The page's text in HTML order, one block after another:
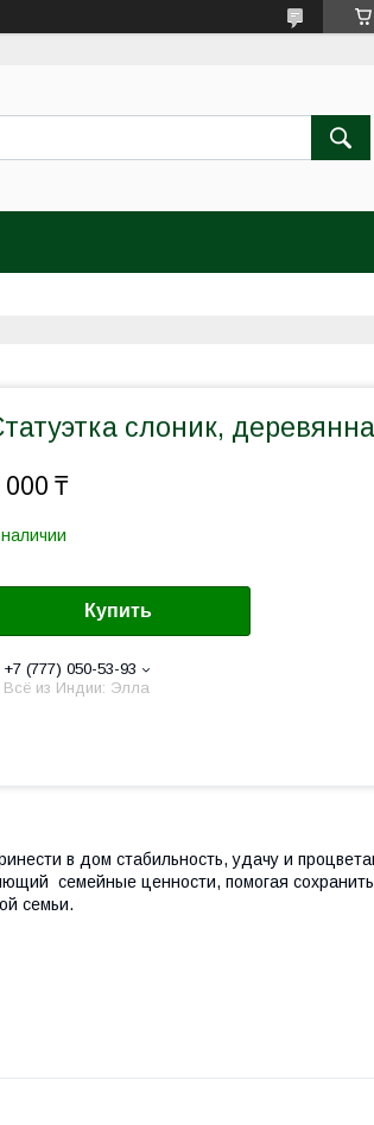
слоник,
000 ₸
Купить
+7 (777) 050-53-93
Всё из Индии: Элла
в дом стабильность, удачу и
семейные ценности, помогая
семьи.